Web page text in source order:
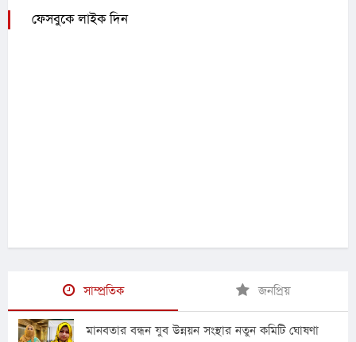
ফেসবুকে লাইক দিন
সাম্প্রতিক জনপ্রিয়
মানবতার বন্ধন যুব উন্নয়ন সংস্থার নতুন কমিটি ঘোষণা